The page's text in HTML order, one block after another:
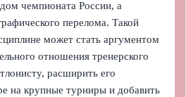
чемпионата России, а
перелома. Такой
может стать аргументом
отношения тренерского
расширить его
на крупные турниры и добавить